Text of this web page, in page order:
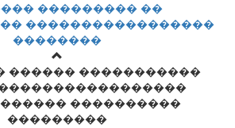
��������� ��
�����������������
��������
������ �����������
����������
���������